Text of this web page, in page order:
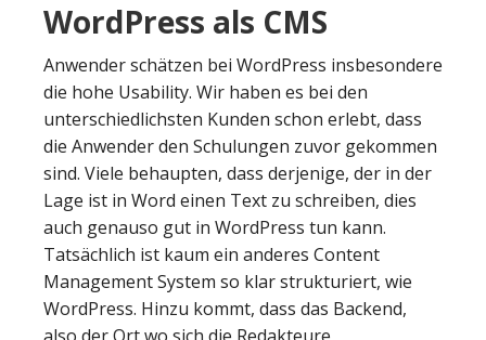
WordPress als CMS
Anwender schätzen bei WordPress insbesondere
die hohe Usability. Wir haben es bei den
unterschiedlichsten Kunden schon erlebt, dass
die Anwender den Schulungen zuvor gekommen
sind. Viele behaupten, dass derjenige, der in der
Lage ist in Word einen Text zu schreiben, dies
auch genauso gut in WordPress tun kann.
Tatsächlich ist kaum ein anderes Content
Management System so klar strukturiert, wie
WordPress. Hinzu kommt, dass das Backend,